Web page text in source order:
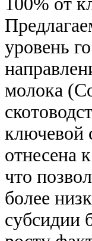
уровень
молока
ключевой
отнесена
что
более
субсидии